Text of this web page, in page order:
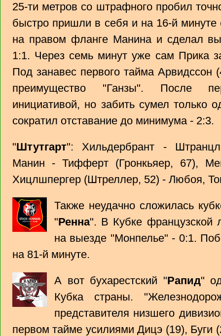
25-ти метров со штрафного пробил
быстро пришли в себя и на 16-й минуте
на правом фланге Манина и сделал
1:1. Через семь минут уже сам Прика
Под занавес первого тайма Арвидссон
преимущество "Ганзы". После
инициативой, но забить сумел только
сократил отставание до минимума - 2:3.
"Штутгарт": Хильдербрант -
Манин - Тифферт (Гронкьяер, 67),
Хицлшпергер (Штреллер, 52) - Любоя,
Также неудачно сложилась
"Ренна". В Кубке французской
на выезде "Монпелье" - 0:1.
на 81-й минуте.
А вот бухарестский "Рапид"
Кубка страны.
представителя низшего
первом тайме усилиями Дицэ (19), Буги